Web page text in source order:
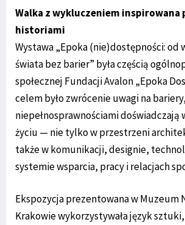
Walka z wykluczeniem
historiami
Wystawa „Epoka (nie)dostępności: od
świata bez barier” była częścią
społecznej Fundacji Avalon „Epoka
celem było zwrócenie uwagi na
niepełnosprawnościami doświadczają
życiu — nie tylko w przestrzeni
także w komunikacji, designie,
systemie wsparcia, pracy i relacjach
Ekspozycja prezentowana w Muzeum
Krakowie wykorzystywała język